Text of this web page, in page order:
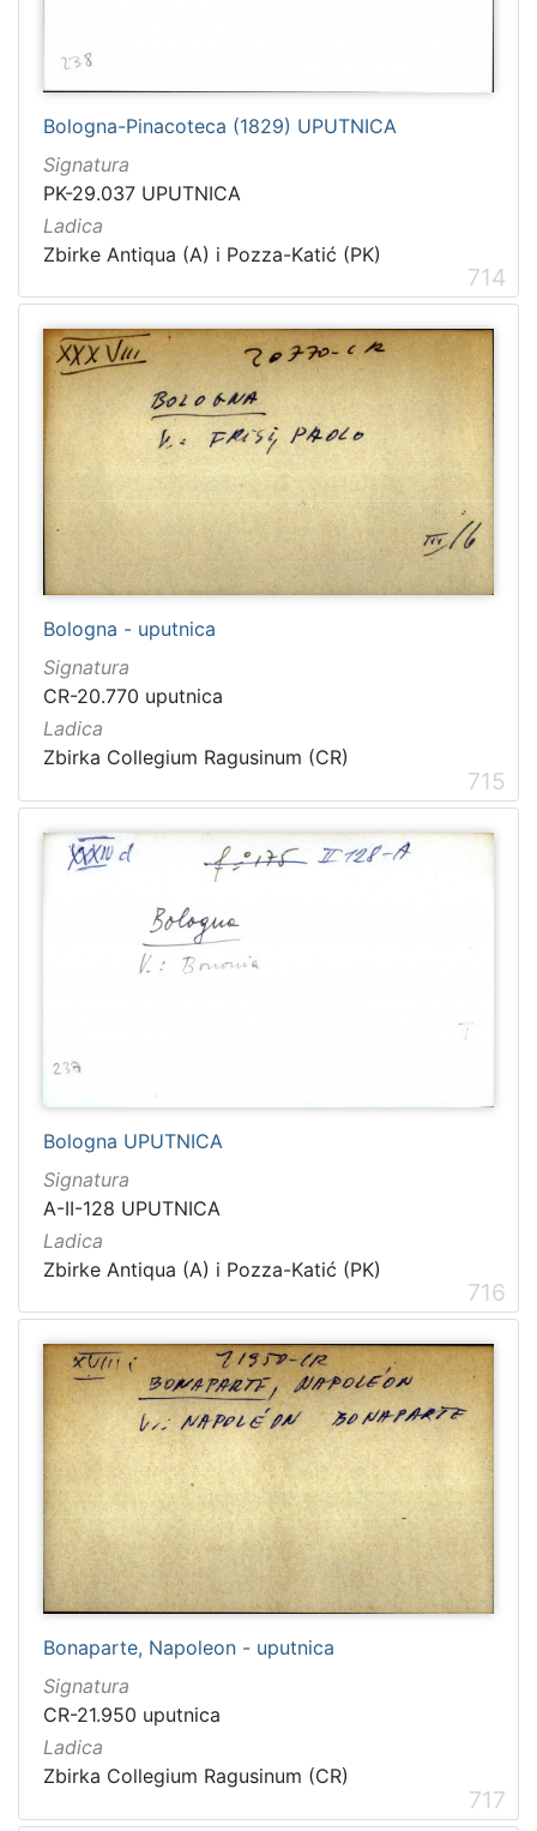
Bologna-Pinacoteca (1829) UPUTNICA
Signatura
PK-29.037 UPUTNICA
Ladica
Zbirke Antiqua (A) i Pozza-Katić (PK)
714
Bologna - uputnica
Signatura
CR-20.770 uputnica
Ladica
Zbirka Collegium Ragusinum (CR)
715
Bologna UPUTNICA
Signatura
A-II-128 UPUTNICA
Ladica
Zbirke Antiqua (A) i Pozza-Katić (PK)
716
Bonaparte, Napoleon - uputnica
Signatura
CR-21.950 uputnica
Ladica
Zbirka Collegium Ragusinum (CR)
717